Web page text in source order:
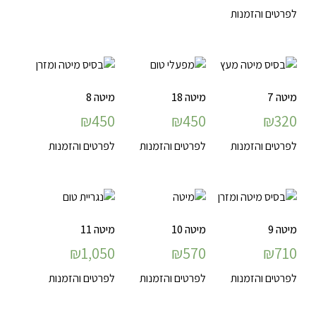
לפרטים והזמנות
מיטה 7
₪320
לפרטים והזמנות
מיטה 18
₪450
לפרטים והזמנות
מיטה 8
₪450
לפרטים והזמנות
מיטה 9
₪710
לפרטים והזמנות
מיטה 10
₪570
לפרטים והזמנות
מיטה 11
₪1,050
לפרטים והזמנות